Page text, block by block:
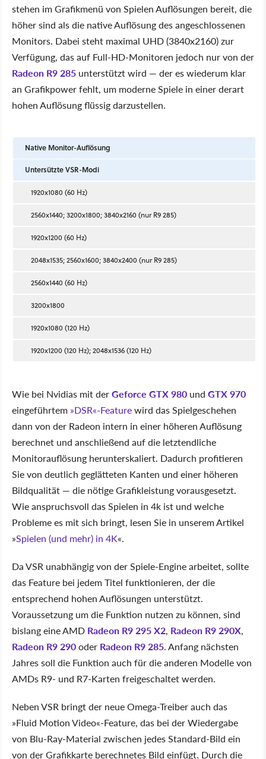
stehen im Grafikmenü von Spielen Auflösungen bereit, die
höher sind als die native Auflösung des angeschlossenen
Monitors. Dabei steht maximal UHD (3840x2160) zur
Verfügung, das auf Full-HD-Monitoren jedoch nur von der
Radeon R9 285 unterstützt wird — der es wiederum klar
an Grafikpower fehlt, um moderne Spiele in einer derart
hohen Auflösung flüssig darzustellen.
Native Monitor-Auflösung
Untersützte VSR-Modi
1920x1080 (60 Hz)
2560x1440; 3200x1800; 3840x2160 (nur R9 285)
1920x1200 (60 Hz)
2048x1535; 2560x1600; 3840x2400 (nur R9 285)
2560x1440 (60 Hz)
3200x1800
1920x1080 (120 Hz)
1920x1200 (120 Hz); 2048x1536 (120 Hz)
Wie bei Nvidias mit derGeforce GTX 980 und GTX 970
eingeführtem »DSR«-Featurewird das Spielgeschehen
dann von der Radeon intern in einer höheren Auflösung
berechnet und anschließend auf die letztendliche
Monitorauflösung herunterskaliert. Dadurch profitieren
Sie von deutlich geglätteten Kanten und einer höheren
Bildqualität — die nötige Grafikleistung vorausgesetzt.
Wie anspruchsvoll das Spielen in 4k ist und welche
Probleme es mit sich bringt, lesen Sie in unserem Artikel
»Spielen (und mehr) in 4K«.
Da VSR unabhängig von der Spiele-Engine arbeitet, sollte
das Feature bei jedem Titel funktionieren, der die
entsprechend hohen Auflösungen unterstützt.
Voraussetzung um die Funktion nutzen zu können, sind
bislang eine AMD Radeon R9 295 X2, Radeon R9 290X,
Radeon R9 290oder Radeon R9 285. Anfang nächsten
Jahres soll die Funktion auch für die anderen Modelle von
AMDs R9- und R7-Karten freigeschaltet werden.
Neben VSR bringt der neue Omega-Treiber auch das
»Fluid Motion Video«-Feature, das bei der Wiedergabe
von Blu-Ray-Material zwischen jedes Standard-Bild ein
von der Grafikkarte berechnetes Bild einfügt. Durch die